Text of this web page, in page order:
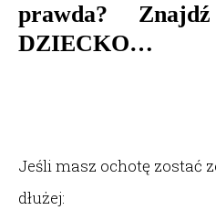
prawda?
DZIECKO…
Jeśli masz ochotę zostać
dłużej: